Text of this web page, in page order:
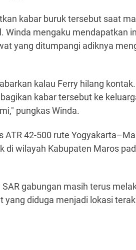
kabar buruk tersebut saat
Winda mengaku mendapatkan
yang ditumpangi adiknya
kalau Ferry hilang
kabar tersebut ke
pungkas Winda.
ATR 42-500 rute
di wilayah Kabupaten Maros
gabungan masih terus
yang diduga menjadi lokasi